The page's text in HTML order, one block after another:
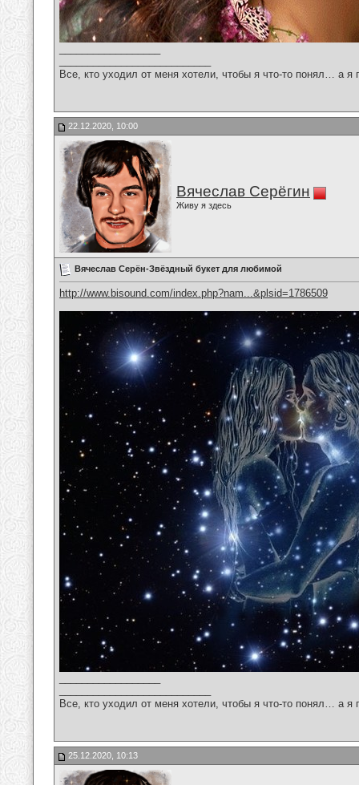
Все, кто уходил от меня хотели, чтобы я что-то понял… а
22.12.2020, 10:00
Вячеслав Серёгин
Живу я здесь
Вячеслав Серён-Звёздный букет для любимой
http://www.bisound.com/index.php?nam...&plsid=1786509
Все, кто уходил от меня хотели, чтобы я что-то понял… а
25.12.2020, 10:13